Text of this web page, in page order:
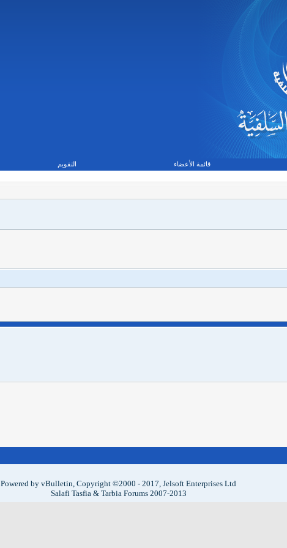
قائمة الأعضاء التقويم
Powered by vBulletin, Copyright ©2000 - 2017, Jelsoft Enterprises Ltd
Salafi Tasfia & Tarbia Forums 2007-2013